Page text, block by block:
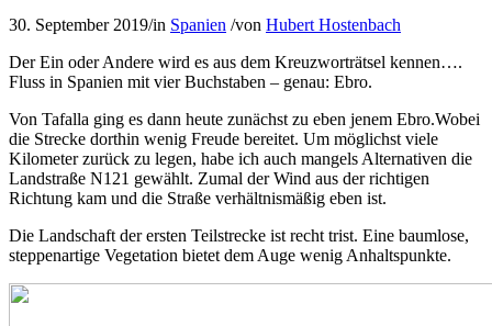
30. September 2019/in Spanien /von Hubert Hostenbach
Der Ein oder Andere wird es aus dem Kreuzworträtsel kennen….
Fluss in Spanien mit vier Buchstaben – genau: Ebro.
Von Tafalla ging es dann heute zunächst zu eben jenem Ebro.Wobei
die Strecke dorthin wenig Freude bereitet. Um möglichst viele
Kilometer zurück zu legen, habe ich auch mangels Alternativen die
Landstraße N121 gewählt. Zumal der Wind aus der richtigen
Richtung kam und die Straße verhältnismäßig eben ist.
Die Landschaft der ersten Teilstrecke ist recht trist. Eine baumlose,
steppenartige Vegetation bietet dem Auge wenig Anhaltspunkte.